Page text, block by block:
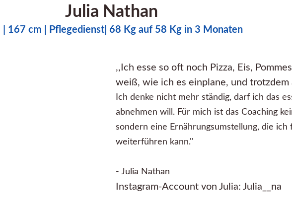
Julia Nathan
| 167 cm | Pflegedienst| 68 Kg auf 58 Kg in 3 Monaten
,,Ich esse so oft noch Pizza, Eis,
weiß, wie ich es einplane, und trotzdem
Ich denke nicht mehr ständig, darf ich das
abnehmen will. Für mich ist das Coaching
sondern eine Ernährungsumstellung, die ich
weiterführen kann.''
- Julia Nathan
Instagram-Account von Julia: Julia__na